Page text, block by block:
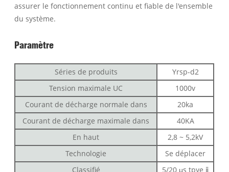
assurer le fonctionnement continu et fiable de l'ensemble
du système.
Paramètre
Séries de produits
Yrsp-d2
Tension maximale UC
1000v
Courant de décharge normale dans
20ka
Courant de décharge maximale dans
40KA
En haut
2,8 ~ 5,2kV
Technologie
Se déplacer
Classifié
5/20 μs tpye ⅱ